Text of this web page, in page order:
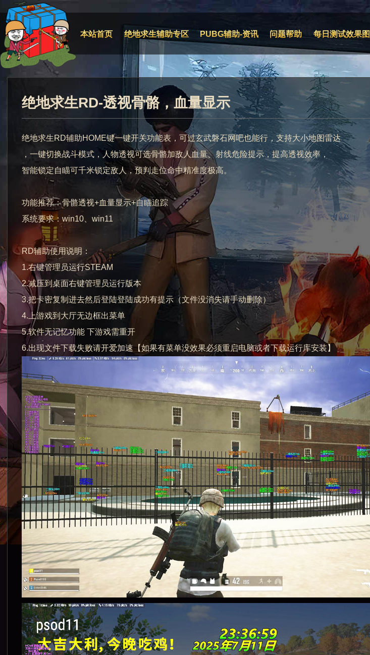
本站首页 绝地求生辅助专区 PUBG辅助-资讯 问题帮助 每日测试效果图
绝地求生RD-透视骨骼，血量显示
绝地求生RD辅助HOME键一键开关功能表，可过玄武磐石网吧也能行，支持大小地图雷达
，一键切换战斗模式，人物透视可选骨骼加敌人血量、射线危险提示，提高透视效率，
智能锁定自瞄可千米锁定敌人，预判走位命中精准度极高。
功能推荐：骨骼透视+血量显示+自瞄追踪
系统要求：win10、win11
RD辅助使用说明：
1.右键管理员运行STEAM
2.减压到桌面右键管理员运行版本
3.把卡密复制进去然后登陆登陆成功有提示（文件没消失请手动删除）
4.上游戏到大厅无边框出菜单
5.软件无记忆功能 下游戏需重开
6.出现文件下载失败请开爱加速【如果有菜单没效果必须重启电脑或者下载运行库安装】